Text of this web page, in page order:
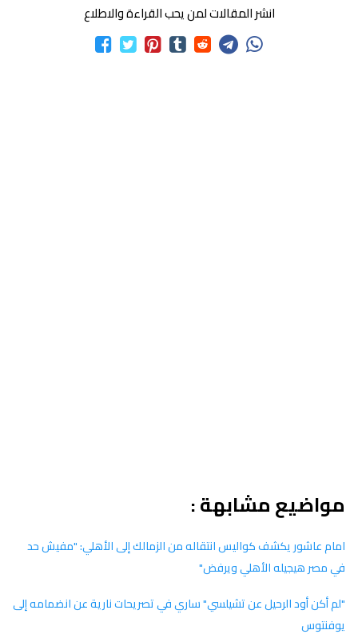
انشر المقالات لمن يحب القراءة والاطلاع
مواضيع مشابهة :
امام عاشور يكشف كواليس انتقاله من الزمالك إلى الأهلي: "مفيش حد
في مصر هيجيله الأهلي ويرفض"
"لم أكن أود الرحيل عن تشيلسي" ساري في تصريحات نارية عن انضمامه إلى
يوفنتوس